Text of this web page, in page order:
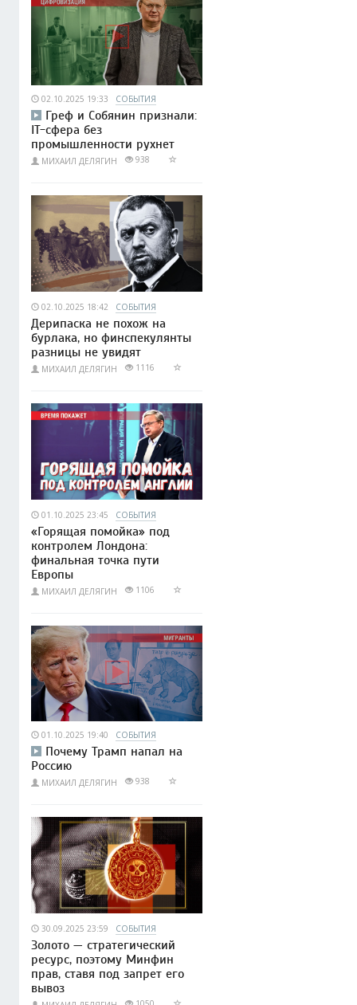
02.10.2025 19:33 СОБЫТИЯ
Греф и Собянин признали:
IT-сфера без
промышленности рухнет
МИХАИЛ ДЕЛЯГИН 938
02.10.2025 18:42 СОБЫТИЯ
Дерипаска не похож на
бурлака, но финспекулянты
разницы не увидят
МИХАИЛ ДЕЛЯГИН 1116
01.10.2025 23:45 СОБЫТИЯ
«Горящая помойка» под
контролем Лондона:
финальная точка пути
Европы
МИХАИЛ ДЕЛЯГИН 1106
01.10.2025 19:40 СОБЫТИЯ
Почему Трамп напал на
Россию
МИХАИЛ ДЕЛЯГИН 938
30.09.2025 23:59 СОБЫТИЯ
Золото — стратегический
ресурс, поэтому Минфин
прав, ставя под запрет его
вывоз